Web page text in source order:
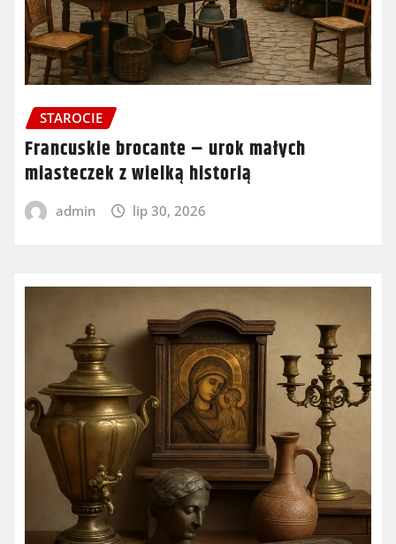
STAROCIE
Francuskie brocante – urok małych
miasteczek z wielką historią
admin lip 30, 2026